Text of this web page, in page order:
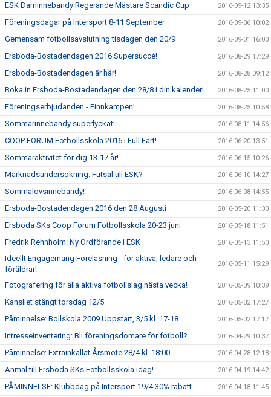
ESK Daminnebandy Regerande Mästare Scandic Cup 2016-09-12 13:35
Föreningsdagar på Intersport 8-11 September 2016-09-06 10:02
Gemensam fotbollsavslutning tisdagen den 20/9 2016-09-01 16:00
Ersboda-Bostadendagen 2016 Supersuccé! 2016-08-29 17:29
Ersboda-Bostadendagen är här! 2016-08-28 09:12
Boka in Ersboda-Bostadendagen den 28/8 i din kalender! 2016-08-25 11:00
Föreningserbjudanden - Finnkampen! 2016-08-25 10:58
Sommarinnebandy superlyckat! 2016-08-11 14:56
COOP FORUM Fotbollsskola 2016 i Full Fart! 2016-06-20 13:51
Sommaraktivitet för dig 13-17 år! 2016-06-15 10:26
Marknadsundersökning: Futsal till ESK? 2016-06-10 14:27
Sommalovsinnebandy! 2016-06-08 14:55
Ersboda-Bostadendagen 2016 den 28 Augusti 2016-05-20 11:30
Ersboda SKs Coop Forum Fotbollsskola 20-23 juni 2016-05-18 11:51
Fredrik Rehnholm: Ny Ordförande i ESK 2016-05-13 11:50
Ideellt Engagemang Föreläsning - för aktiva, ledare och
föräldrar!
2016-05-11 15:29
Fotografering för alla aktiva fotbollslag nästa vecka! 2016-05-09 10:39
Kansliet stängt torsdag 12/5 2016-05-02 17:27
Påminnelse: Bollskola 2009 Uppstart, 3/5 kl. 17-18 2016-05-02 17:17
Intresseinventering: Bli föreningsdomare för fotboll? 2016-04-29 10:37
Påminnelse: Extrainkallat Årsmöte 28/4 kl. 18:00 2016-04-28 12:18
Anmäl till Ersboda SKs Fotbollsskola idag! 2016-04-19 14:42
PÅMINNELSE: Klubbdag på Intersport 19/4 30% rabatt 2016-04-18 11:45